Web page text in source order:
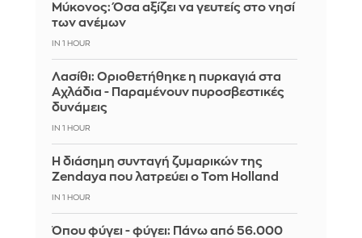
Μύκονος: Όσα αξίζει να γευτείς στο νησί
των ανέμων
IN 1 HOUR
Λασίθι: Οριοθετήθηκε η πυρκαγιά στα
Αχλάδια - Παραμένουν πυροσβεστικές
δυνάμεις
IN 1 HOUR
Η διάσημη συνταγή ζυμαρικών της
Zendaya που λατρεύει ο Tom Holland
IN 1 HOUR
Όπου φύγει - φύγει: Πάνω από 56.000